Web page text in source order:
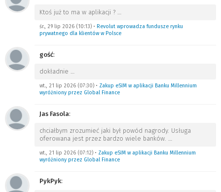
Ktoś już to ma w aplikacji ? …
śr., 29 lip 2026 (10:13) • Revolut wprowadza fundusze rynku
prywatnego dla klientów w Polsce
gość:
dokładnie …
wt., 21 lip 2026 (07:30) • Zakup eSIM w aplikacji Banku Millennium
wyróżniony przez Global Finance
Jas Fasola:
chciałbym zrozumieć jaki był powód nagrody. Usługa
oferowana jest przez bardzo wiele banków. …
wt., 21 lip 2026 (07:12) • Zakup eSIM w aplikacji Banku Millennium
wyróżniony przez Global Finance
PykPyk: